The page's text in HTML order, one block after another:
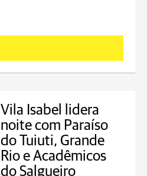
Vila Isabel lidera
noite com Paraíso
do Tuiuti, Grande
Rio e Acadêmicos
do Salgueiro